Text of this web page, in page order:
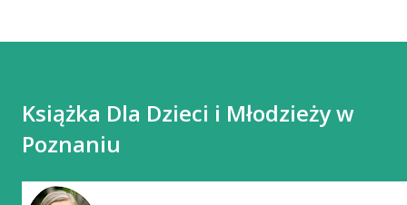
Książka Dla Dzieci i Młodzieży w
Poznaniu